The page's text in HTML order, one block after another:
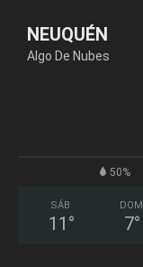
NEUQUÉN
Algo De Nubes
50%
SÁB
11 °
DOM
7°